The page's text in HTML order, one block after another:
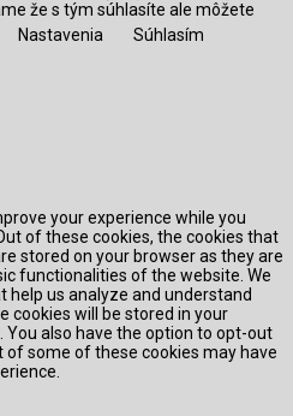
že s tým súhlasíte ale môžete
Nastavenia
Súhlasím
your experience while you
of these cookies, the cookies that
stored on your browser as they are
functionalities of the website. We
help us analyze and understand
cookies will be stored in your
also have the option to opt-out
some of these cookies may have